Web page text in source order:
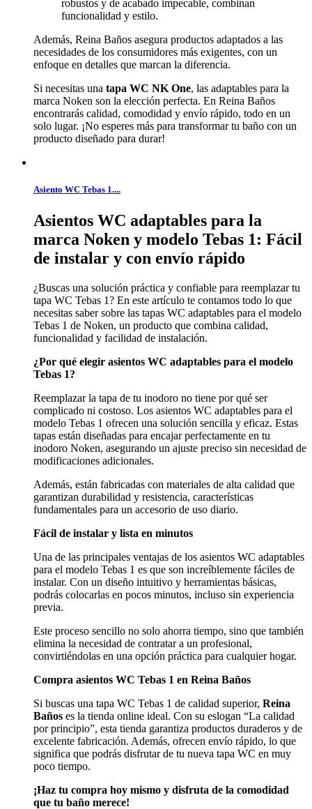
robustos y de acabado impecable, combinan
funcionalidad y estilo.
Además, Reina Baños asegura productos adaptados a las
necesidades de los consumidores más exigentes, con un
enfoque en detalles que marcan la diferencia.
Si necesitas una tapa WC NK One, las adaptables para la
marca Noken son la elección perfecta. En Reina Baños
encontrarás calidad, comodidad y envío rápido, todo en un
solo lugar. ¡No esperes más para transformar tu baño con un
producto diseñado para durar!
Asiento WC Tebas 1....
Asientos WC adaptables para la
marca Noken y modelo Tebas 1: Fácil
de instalar y con envío rápido
¿Buscas una solución práctica y confiable para reemplazar tu
tapa WC Tebas 1? En este artículo te contamos todo lo que
necesitas saber sobre las tapas WC adaptables para el modelo
Tebas 1 de Noken, un producto que combina calidad,
funcionalidad y facilidad de instalación.
¿Por qué elegir asientos WC adaptables para el modelo
Tebas 1?
Reemplazar la tapa de tu inodoro no tiene por qué ser
complicado ni costoso. Los asientos WC adaptables para el
modelo Tebas 1 ofrecen una solución sencilla y eficaz. Estas
tapas están diseñadas para encajar perfectamente en tu
inodoro Noken, asegurando un ajuste preciso sin necesidad de
modificaciones adicionales.
Además, están fabricadas con materiales de alta calidad que
garantizan durabilidad y resistencia, características
fundamentales para un accesorio de uso diario.
Fácil de instalar y lista en minutos
Una de las principales ventajas de los asientos WC adaptables
para el modelo Tebas 1 es que son increíblemente fáciles de
instalar. Con un diseño intuitivo y herramientas básicas,
podrás colocarlas en pocos minutos, incluso sin experiencia
previa.
Este proceso sencillo no solo ahorra tiempo, sino que también
elimina la necesidad de contratar a un profesional,
convirtiéndolas en una opción práctica para cualquier hogar.
Compra asientos WC Tebas 1 en Reina Baños
Si buscas una tapa WC Tebas 1 de calidad superior, Reina
Baños es la tienda online ideal. Con su eslogan “La calidad
por principio”, esta tienda garantiza productos duraderos y de
excelente fabricación. Además, ofrecen envío rápido, lo que
significa que podrás disfrutar de tu nueva tapa WC en muy
poco tiempo.
¡Haz tu compra hoy mismo y disfruta de la comodidad
que tu baño merece!